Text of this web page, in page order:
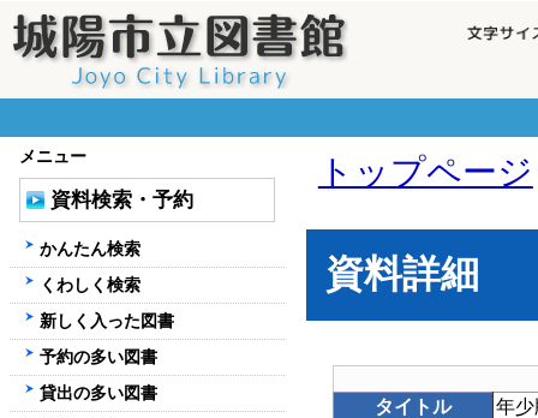
トップページ
資料詳細
タイトル
年
メニュー
資料検索・予約
かんたん検索
くわしく検索
新しく入った図書
予約の多い図書
貸出の多い図書